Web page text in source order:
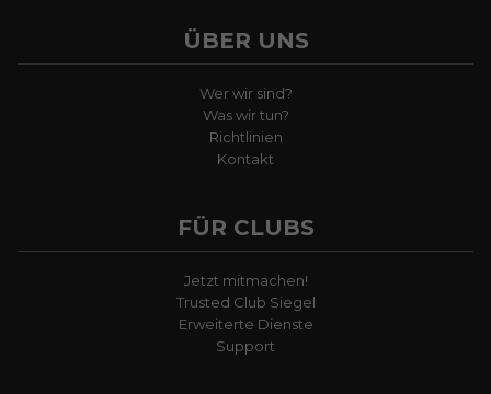
ÜBER UNS
Wer wir sind?
Was wir tun?
Richtlinien
Kontakt
FÜR CLUBS
Jetzt mitmachen!
Trusted Club Siegel
Erweiterte Dienste
Support